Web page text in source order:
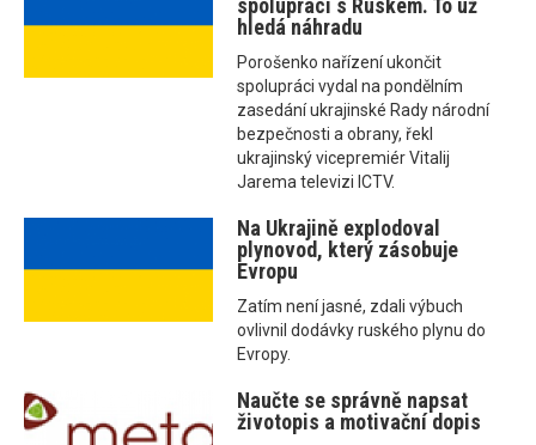
spolupráci s Ruskem. To už
hledá náhradu
Porošenko nařízení ukončit
spolupráci vydal na pondělním
zasedání ukrajinské Rady národní
bezpečnosti a obrany, řekl
ukrajinský vicepremiér Vitalij
Jarema televizi ICTV.
Na Ukrajině explodoval
plynovod, který zásobuje
Evropu
Zatím není jasné, zdali výbuch
ovlivnil dodávky ruského plynu do
Evropy.
Naučte se správně napsat
životopis a motivační dopis